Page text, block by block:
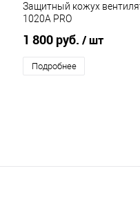
Защитный кожух
1020A PRO
1 800 руб. / шт
Подробнее